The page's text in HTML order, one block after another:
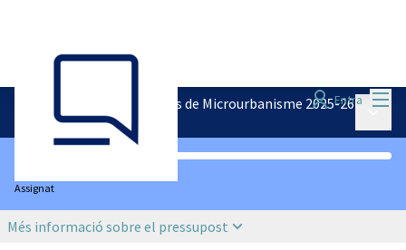
Entra
Pressupostos Participatius de Microurbanisme 2025-26
Votació projectes
Assignat
Més informació sobre el pressupost